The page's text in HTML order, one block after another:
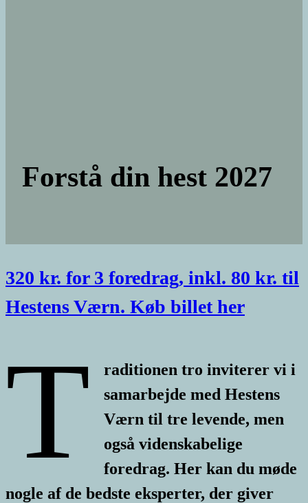
Forstå din hest 2027
320 kr. for 3 foredrag, inkl. 80 kr. til
Hestens Værn. Køb billet her
T
raditionen tro inviterer vi i
samarbejde med Hestens
Værn til tre levende, men
også videnskabelige
foredrag. Her kan du møde
nogle af de bedste eksperter, der giver